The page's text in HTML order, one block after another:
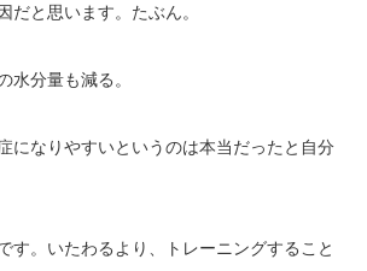
だと思います。たぶん。
水分量も減る。
になりやすいというのは本当だったと自分
す。いたわるより、トレーニングすること